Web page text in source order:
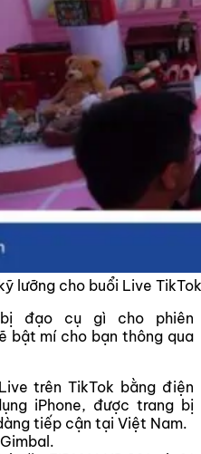
lưỡng cho buổi Live TikTok
đạo cụ gì cho phiên
bật mí cho bạn thông qua
trên TikTok bằng điện
iPhone, được trang bị
tiếp cận tại Việt Nam.